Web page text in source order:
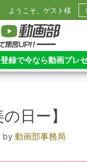
ようこそ、ゲスト様
録で今なら動画プレ
日ー】
by 動画部事務局